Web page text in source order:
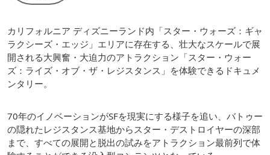
カリフォルニア ディズニーランド内「スター・ウォーズ：ギャ
ラクシーズ・エッジ」エリアに存在する、壮大なスケールで展
開される大興奮・大迫力のアトラクション「スター・ウォー
ズ：ライズ・オブ・ザ・レジスタンス」を体験できるドキュメ
ンタリー。
70年のイノベーションがSFを現実にする様子を追い、バトゥー
の隠れたレジスタンス基地からスター・デストロイヤーの深部
まで、すべての展開と脱出の試みをアトラクション最前列で体